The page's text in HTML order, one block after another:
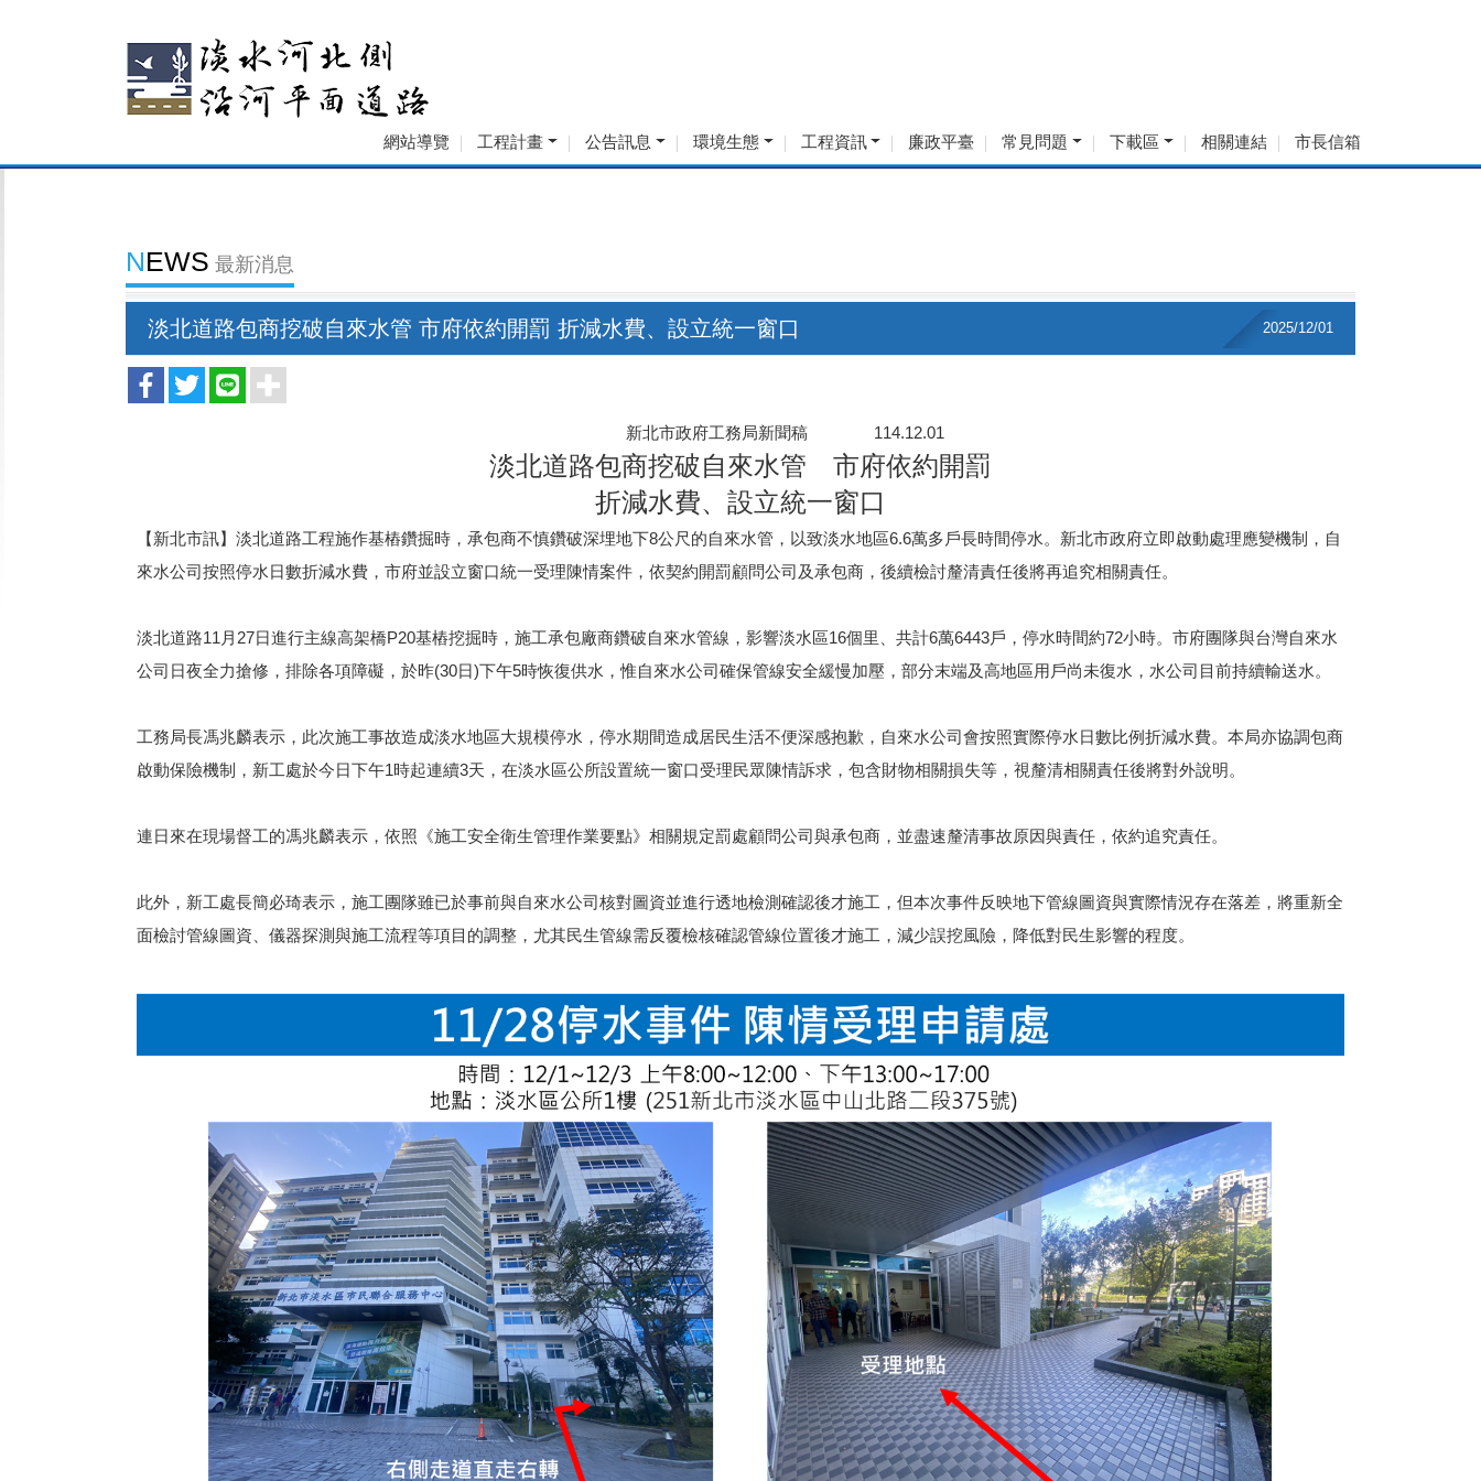
網站導覽 工程計畫 公告訊息 環境生態 工程資訊 廉政平臺 常見問題 下載區 相關連結 市長信箱
NEWS 最新消息
2025/12/01
淡北道路包商挖破自來水管 市府依約開罰 折減水費、設立統一窗口
新北市政府工務局新聞稿 114.12.01
淡北道路包商挖破自來水管 市府依約開罰
折減水費、設立統一窗口
【新北市訊】淡北道路工程施作基樁鑽掘時，承包商不慎鑽破深埋地下8公尺的自來水管，以致淡水地區6.6萬多戶長時間停水。新北市政府立即啟動處理應變機制，自
來水公司按照停水日數折減水費，市府並設立窗口統一受理陳情案件，依契約開罰顧問公司及承包商，後續檢討釐清責任後將再追究相關責任。
淡北道路11月27日進行主線高架橋P20基樁挖掘時，施工承包廠商鑽破自來水管線，影響淡水區16個里、共計6萬6443戶，停水時間約72小時。市府團隊與台灣自來水
公司日夜全力搶修，排除各項障礙，於昨(30日)下午5時恢復供水，惟自來水公司確保管線安全緩慢加壓，部分末端及高地區用戶尚未復水，水公司目前持續輸送水。
工務局長馮兆麟表示，此次施工事故造成淡水地區大規模停水，停水期間造成居民生活不便深感抱歉，自來水公司會按照實際停水日數比例折減水費。本局亦協調包商
啟動保險機制，新工處於今日下午1時起連續3天，在淡水區公所設置統一窗口受理民眾陳情訴求，包含財物相關損失等，視釐清相關責任後將對外說明。
連日來在現場督工的馮兆麟表示，依照《施工安全衛生管理作業要點》相關規定罰處顧問公司與承包商，並盡速釐清事故原因與責任，依約追究責任。
此外，新工處長簡必琦表示，施工團隊雖已於事前與自來水公司核對圖資並進行透地檢測確認後才施工，但本次事件反映地下管線圖資與實際情況存在落差，將重新全
面檢討管線圖資、儀器探測與施工流程等項目的調整，尤其民生管線需反覆檢核確認管線位置後才施工，減少誤挖風險，降低對民生影響的程度。